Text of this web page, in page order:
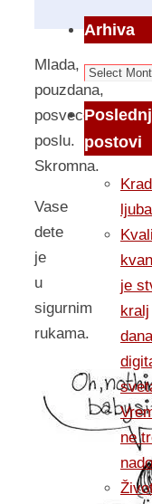
Mlada,
pouzdana,
posvecena
poslu.
Skromna.
Vase
dete
je
u
sigurnim
rukama.
Arhiva
Arhiva
postovi
je
kralj
ne